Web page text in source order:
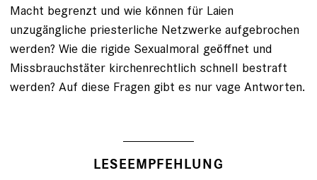
Macht begrenzt und wie können für Laien
unzugängliche priesterliche Netzwerke aufgebrochen
werden? Wie die rigide Sexualmoral geöffnet und
Missbrauchstäter kirchenrechtlich schnell bestraft
werden? Auf diese ­Fragen gibt es nur vage Antworten.
LESEEMPFEHLUNG